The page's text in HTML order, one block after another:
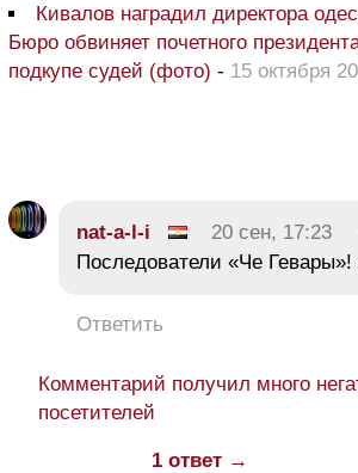
Кивалов наградил директора
Бюро обвиняет почетного
подкупе судей (фото) - 15 октября
nat-a-l-i 20 сен, 17:23
Последователи «Че Гевары»!
Ответить
Комментарий получил много
посетителей
1 ответ →